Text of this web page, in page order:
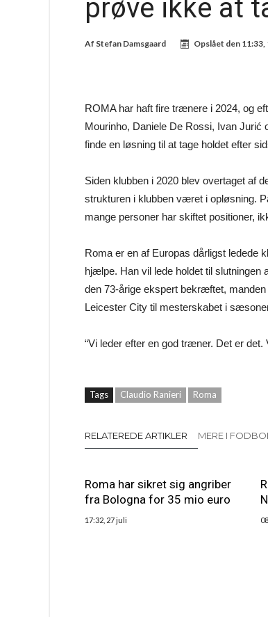
prøve ikke at
Af Stefan Damsgaard Opslået den 11:33,
ROMA har haft fire trænere i 2024, og
Mourinho, Daniele De Rossi, Ivan Jurić
finde en løsning til at tage holdet efter
Siden klubben i 2020 blev overtaget af
strukturen i klubben været i opløsning.
mange personer har skiftet positioner,
Roma er en af Europas dårligst ledede
hjælpe. Han vil lede holdet til
den 73-årige ekspert bekræftet,
Leicester City til mesterskabet i
“Vi leder efter en god træner. Det er
Tags Claudio Ranieri Roma
RELATEREDE ARTIKLER MERE I
Roma har sikret sig angriber
fra Bologna for 35 mio euro
17:32, 27 juli